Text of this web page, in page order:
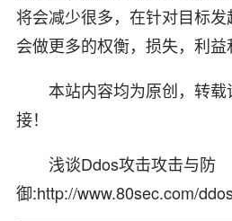
将会减少很多，在针对目标
会做更多的权衡，损失，利益
本站内容均为原创，转
接！
浅谈Ddos攻击攻击与防
御:http://www.80sec.com/